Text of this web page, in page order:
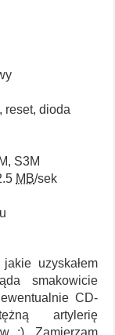
reset, dioda
S3M
MB/sek
uzyskałem
smakowicie
CD-
artylerię